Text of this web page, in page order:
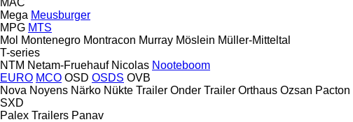
Mega Meusburger
MPG MTS
Mol Montenegro Montracon Murray Möslein Müller-Mitteltal
T-series
NTM Netam-Fruehauf Nicolas Nooteboom
EURO MCO OSD OSDS OVB
Nova Noyens Närko Nükte Trailer Onder Trailer Orthaus Ozsan Pacton
SXD
Palex Trailers Panav